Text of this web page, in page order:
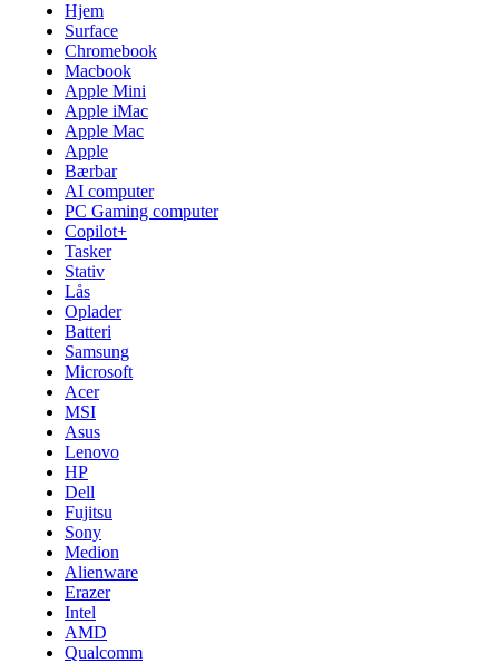
Hjem
Surface
Chromebook
Macbook
Apple Mini
Apple iMac
Apple Mac
Apple
Bærbar
AI computer
PC Gaming computer
Copilot+
Tasker
Stativ
Lås
Oplader
Batteri
Samsung
Microsoft
Acer
MSI
Asus
Lenovo
HP
Dell
Fujitsu
Sony
Medion
Alienware
Erazer
Intel
AMD
Qualcomm